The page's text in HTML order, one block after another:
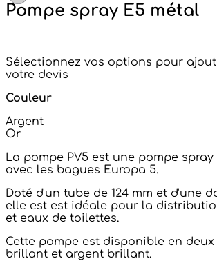
Pompe spray E5 métal
Sélectionnez vos options pour
votre devis
Couleur
Argent
Or
La pompe PV5 est une pompe
avec les bagues Europa 5.
Doté d'un tube de 124 mm et d'une
elle est est idéale pour la
et eaux de toilettes.
Cette pompe est disponible en
brillant et argent brillant.